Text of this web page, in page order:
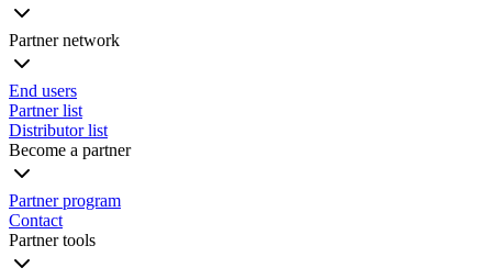
Partner network
End users
Partner list
Distributor list
Become a partner
Partner program
Contact
Partner tools